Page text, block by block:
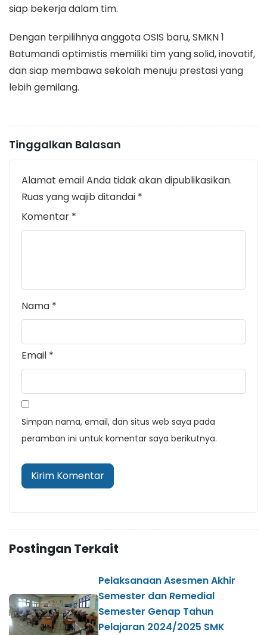
siap bekerja dalam tim.
Dengan terpilihnya anggota OSIS baru, SMKN 1
Batumandi optimistis memiliki tim yang solid, inovatif,
dan siap membawa sekolah menuju prestasi yang
lebih gemilang.
Tinggalkan Balasan
Alamat email Anda tidak akan dipublikasikan.
Ruas yang wajib ditandai *
Komentar *
Nama *
Email *
Simpan nama, email, dan situs web saya pada
peramban ini untuk komentar saya berikutnya.
Postingan Terkait
Pelaksanaan Asesmen Akhir
Semester dan Remedial
Semester Genap Tahun
Pelajaran 2024/2025 SMK